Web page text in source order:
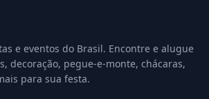
e eventos do Brasil. Encontre e alugue
decoração, pegue-e-monte, chácaras,
para sua festa.